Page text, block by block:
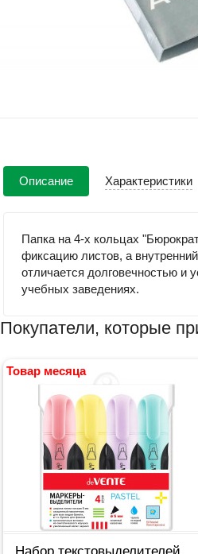
Описание Характеристики
Папка на 4-х кольцах
фиксацию листов, а
отличается долговечностью и
учебных заведениях.
Покупатели, которые
Товар месяца
Набор текстовыделителей